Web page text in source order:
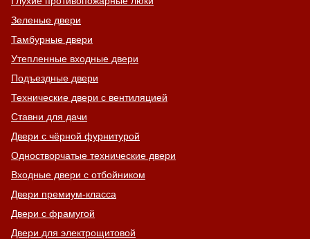
Зеленые двери
Тамбурные двери
Утепленные входные двери
Подъездные двери
Технические двери с вентиляцией
Ставни для дачи
Двери с чёрной фурнитурой
Одностворчатые технические двери
Входные двери с отбойником
Двери премиум-класса
Двери с фрамугой
Двери для электрощитовой